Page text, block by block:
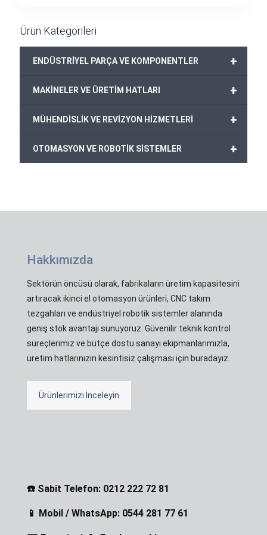
Ürün Kategorileri
+
ENDÜSTRİYEL PARÇA VE KOMPONENTLER
+
MAKİNELER VE ÜRETİM HATLARI
+
MÜHENDİSLİK VE REVİZYON HİZMETLERİ
+
OTOMASYON VE ROBOTİK SİSTEMLER
Hakkımızda
Sektörün öncüsü olarak, fabrikaların üretim kapasitesini
artıracak ikinci el otomasyon ürünleri, CNC takım
tezgahları ve endüstriyel robotik sistemler alanında
geniş stok avantajı sunuyoruz. Güvenilir teknik kontrol
süreçlerimiz ve bütçe dostu sanayi ekipmanlarımızla,
üretim hatlarınızın kesintisiz çalışması için buradayız.
Ürünlerimizi İnceleyin
☎️ Sabit Telefon: 0212 222 72 81
📱 Mobil / WhatsApp: 0544 281 77 61